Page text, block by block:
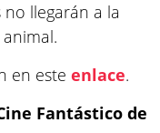
llegarán a la
en este enlace.
Fantástico de